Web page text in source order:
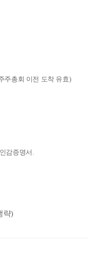
주총회 이전 도착 유효)
감증명서 .
략)